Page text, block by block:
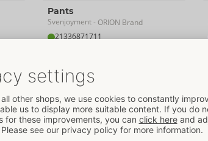
Pants
Svenjoyment- ORION Brand
21336871711
M L XL
Bestseller